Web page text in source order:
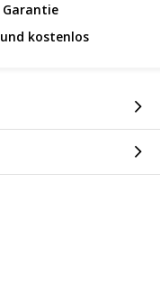
Garantie
kostenlos